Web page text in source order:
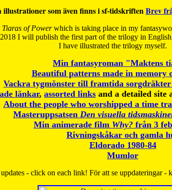
illustrationer som även finns i sf-tidskriftenBrev
Tiaras of Powerwhich is taking place in my
I will publish the first part of the trilogy in
I have illustrated the trilogy myself.
Min fantasyroman "Maktens
Beautiful patterns made in memory
Vackra tygmönster till framtida
länkar, assorted links and a detailed site
About the people who worshipped a time
Masteruppsatsen Den visuella
Min animerade film Why?från 3
Rivningskåkar och gamla
Eldorado 1980-84
Mumlor
updates - click on each link! För att se uppdateringar -